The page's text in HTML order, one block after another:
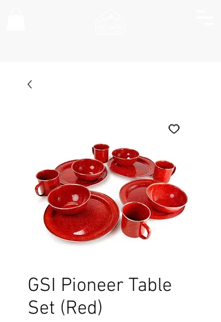
GSI Pioneer Table
Set (Red)